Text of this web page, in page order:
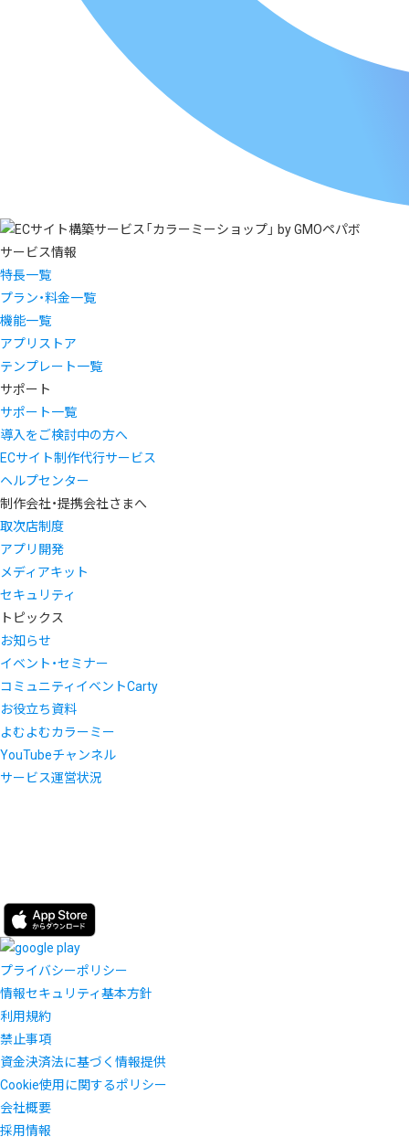
サービス情報
特長一覧
プラン・料金一覧
機能一覧
アプリストア
テンプレート一覧
サポート
サポート一覧
導入をご検討中の方へ
ECサイト制作代行サービス
ヘルプセンター
制作会社・提携会社さまへ
取次店制度
アプリ開発
メディアキット
セキュリティ
トピックス
お知らせ
イベント・セミナー
コミュニティイベントCarty
お役立ち資料
よむよむカラーミー
YouTubeチャンネル
サービス運営状況
プライバシーポリシー
情報セキュリティ基本方針
利用規約
禁止事項
資金決済法に基づく情報提供
Cookie使用に関するポリシー
会社概要
採用情報